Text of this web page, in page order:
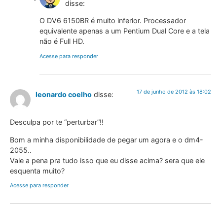
disse:
O DV6 6150BR é muito inferior. Processador
equivalente apenas a um Pentium Dual Core e a tela
não é Full HD.
Acesse para responder
leonardo coelho disse: 17 de junho de 2012 às 18:02
Desculpa por te “perturbar”!!
Bom a minha disponibilidade de pegar um agora e o dm4-
2055..
Vale a pena pra tudo isso que eu disse acima? sera que ele
esquenta muito?
Acesse para responder